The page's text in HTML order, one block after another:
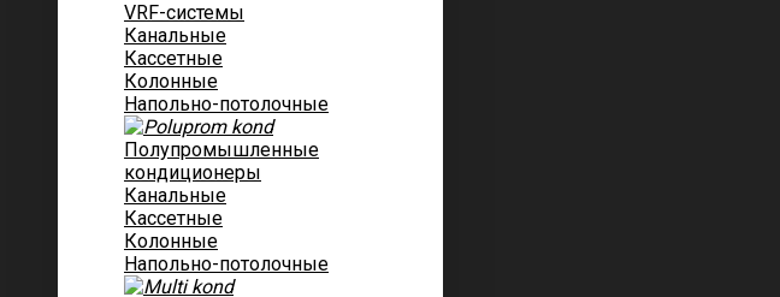
VRF-системы
Канальные
Касcетные
Колонные
Напольно-потолочные
Полупромышленные
кондиционеры
Канальные
Кассетные
Колонные
Напольно-потолочные